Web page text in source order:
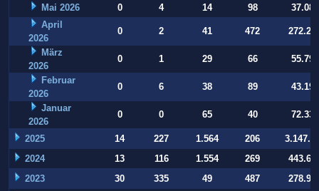
Mai 2026 0 4 14 98
37.084
April
2026
0 2 41 472
März
2026
0 1 29 66
55.794
Februar
2026
0 6 38 89
43.197
Januar
2026
0 0 65 40 72.332
2025 14 227 1.564 206
2024
13 116 1.554 269
2023
30 335 49 487